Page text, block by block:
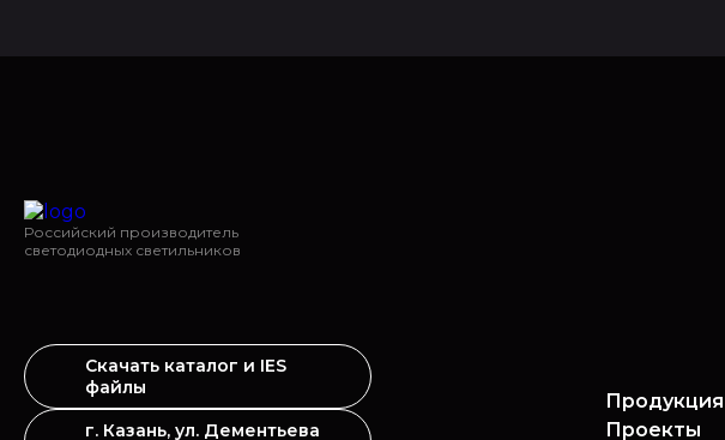
Российский производитель
светодиодных светильников
Скачать каталог и IES
файлы
г. Казань, ул. Дементьева
Продукция
Проекты